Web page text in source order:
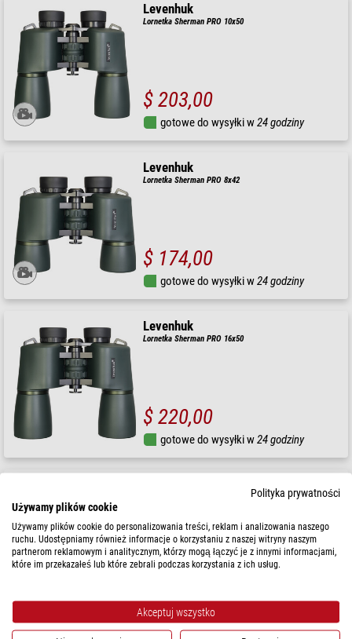
Levenhuk
Lornetka Sherman PRO 10x50
$ 203,00
gotowe do wysyłki w24 godziny
Levenhuk
Lornetka Sherman PRO 8x42
$ 174,00
gotowe do wysyłki w24 godziny
Levenhuk
Lornetka Sherman PRO 16x50
$ 220,00
gotowe do wysyłki w24 godziny
$ 177,00
gotowe do wysyłki w24 godziny
Polityka prywatności
Używamy plików cookie
Używamy plików cookie do personalizowania treści, reklam i analizowania naszego
ruchu. Udostępniamy również informacje o korzystaniu z naszej witryny naszym
partnerom reklamowym i analitycznym, którzy mogą łączyć je z innymi informacjami,
które im przekazałeś lub które zebrali podczas korzystania z ich usług.
Akceptuj wszystko